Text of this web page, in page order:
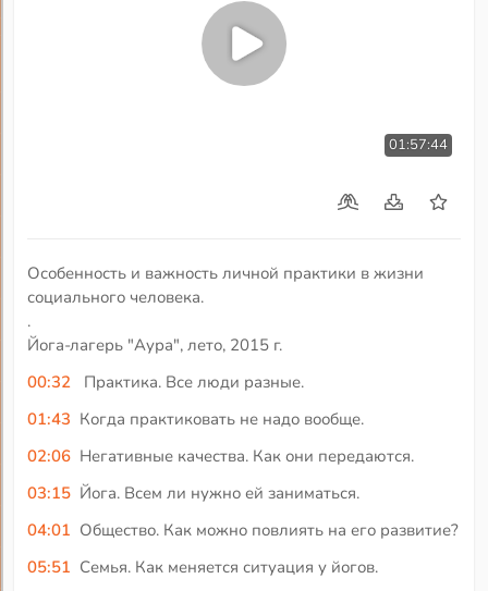
01:57:44
Особенность и важность личной практики в жизни
социального человека.
.
Йога-лагерь "Аура", лето, 2015 г.
00:32
Практика. Все люди разные.
01:43 Когда практиковать не надо вообще.
02:06 Негативные качества. Как они передаются.
03:15 Йога. Всем ли нужно ей заниматься.
04:01 Общество. Как можно повлиять на его развитие?
05:51 Семья. Как меняется ситуация у йогов.